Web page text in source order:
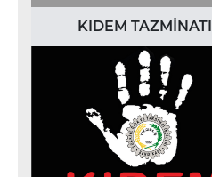
KIDEM TAZMİNATI